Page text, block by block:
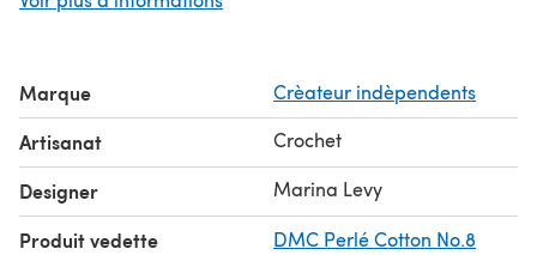
Approximately 1.6 inch (4 cm).
*Aklrilon or other type of fiberfill.
*Scissors, Needle.
*Crochet Hook Size 1.0 mm.
♥Skills level: Beginner. You should be familiar with
crocheting in rounds and basic stitches only.
♥Approximate time required to complete Project: 2
Marque Crèateur indèpendents
Artisanat Crochet
Designer Marina Levy
Produit vedette DMC Perlé Cotton No.8